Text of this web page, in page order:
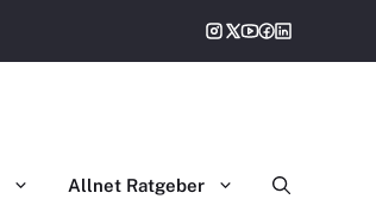
Allnet Ratgeber